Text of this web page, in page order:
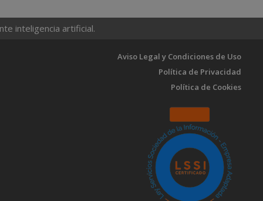
inteligencia artificial.
Aviso Legal y Condiciones de Uso
Política de Privacidad
Política de Cookies